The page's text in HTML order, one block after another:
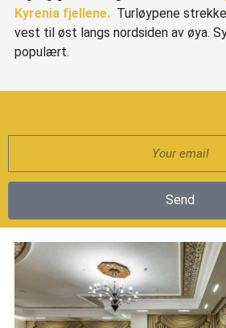
Kyrenia fjellene. Turløypene
vest til øst langs nordsiden av øya.
populært.
Send